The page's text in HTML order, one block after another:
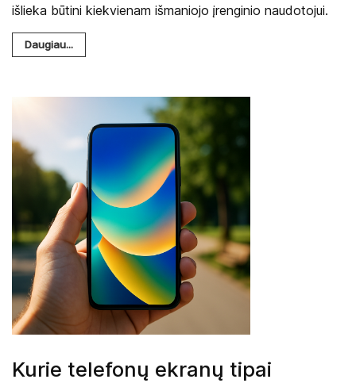
išlieka būtini kiekvienam išmaniojo įrenginio naudotojui.
Daugiau...
Kurie telefonų ekranų tipai